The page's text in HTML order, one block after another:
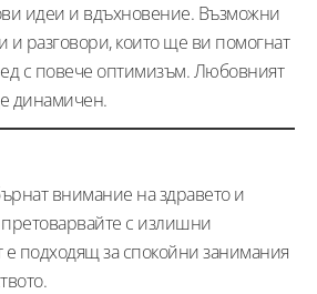
идеи и вдъхновение. Възможни
и разговори, които ще ви помогнат
с повече оптимизъм. Любовният
динамичен.
внимание на здравето и
с излишни
подходящ за спокойни занимания